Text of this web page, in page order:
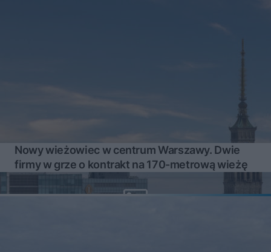
Nowy wieżowiec w centrum Warszawy. Dwie
firmy w grze o kontrakt na 170-metrową wieżę